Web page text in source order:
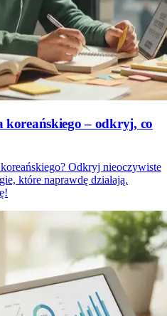
koreańskiego – odkryj, co
Odkryj nieoczywiste
które naprawdę działają.